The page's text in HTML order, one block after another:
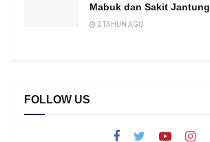
Mabuk dan Sakit Jantung
2 TAHUN AGO
FOLLOW US